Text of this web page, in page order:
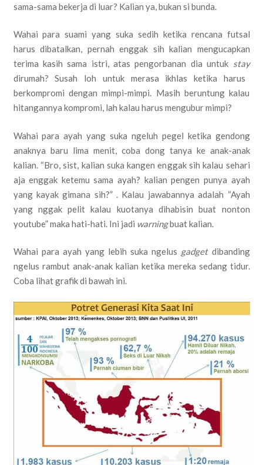
sama-sama bekerja di luar? Kalian ya, bukan si bunda.
Wahai para suami yang suka sedih ketika rencana futsal
harus dibatalkan, pernah enggak sih kalian mengucapkan
terima kasih sama istri, atas pengorbanan dia untuk stay
dirumah? Susah loh untuk merasa ikhlas ketika harus
berkompromi dengan mimpi-mimpi. Masih beruntung kalau
hitangannya kompromi, lah kalau harus mengubur mimpi?
Wahai para ayah yang suka ngeluh pegel ketika gendong
anaknya baru lima menit, coba dong tanya ke anak-anak
kalian. “Bro, sist, kalian suka kangen enggak sih kalau sehari
aja enggak ketemu sama ayah? kalian pengen punya ayah
yang kayak gimana sih?” . Kalau jawabannya adalah “Ayah
yang nggak pelit kalau kuotanya dihabisin buat nonton
youtube” maka hati-hati. Ini jadi warningbuat kalian.
Wahai para ayah yang lebih suka ngelus gadgetdibanding
ngelus rambut anak-anak kalian ketika mereka sedang tidur.
Coba lihat grafik di bawah ini.